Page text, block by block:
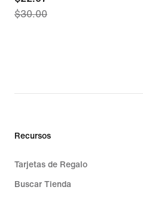
price
$30.00
Recursos
Tarjetas de Regalo
Buscar Tienda